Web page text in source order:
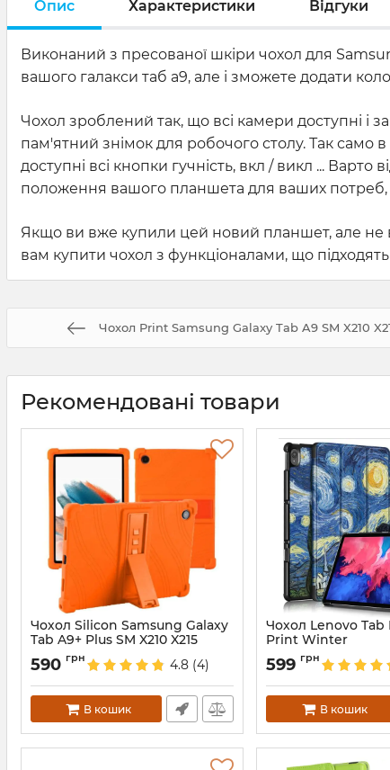
Опис Характеристики Відгуки
Виконаний з пресованої шкіри чохол для
вашого галакси таб а9, але і зможете додати
Чохол зроблений так, що всі камери доступні і
пам'ятний знімок для робочого столу. Так само
доступні всі кнопки гучність, вкл / викл ...
положення вашого планшета для ваших потреб,
Якщо ви вже купили цей новий планшет, але не
вам купити чохол з функціоналами, що
Чохол Print Samsung Galaxy Tab A9 SM X210
Рекомендовані товари
Чохол Silicon Samsung Galaxy
Tab A9+ Plus SM X210 X215
Orange
Артикул: 112657
590 грн 4.8 (4)
В кошик
Чохол Lenovo Tab
Print Winter
Артикул:5182
599 грн
В кошик